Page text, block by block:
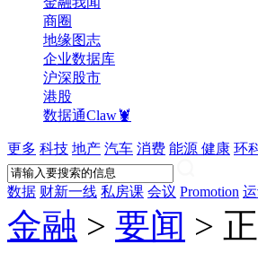
商圈
地缘图志
企业数据库
沪深股市
港股
数据通Claw🦞
更多 科技 地产 汽车 消费 能源 健康 环
数据 财新一线 私房课 会议 Promotion
金融 > 要闻 >